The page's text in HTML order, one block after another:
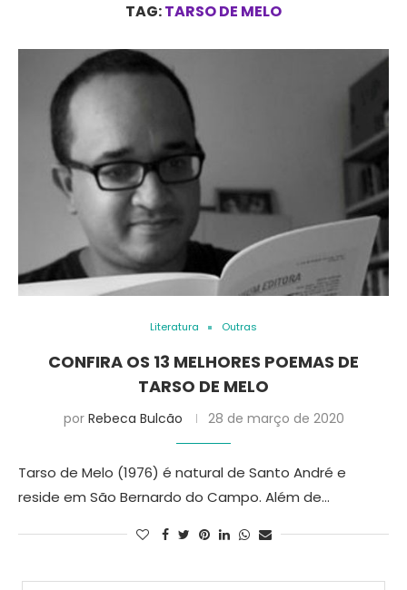
TAG:TARSO DE MELO
Literatura Outras
CONFIRA OS 13 MELHORES POEMAS DE
TARSO DE MELO
por Rebeca Bulcão 28 de março de 2020
Tarso de Melo (1976) é natural de Santo André e
reside em São Bernardo do Campo. Além de…